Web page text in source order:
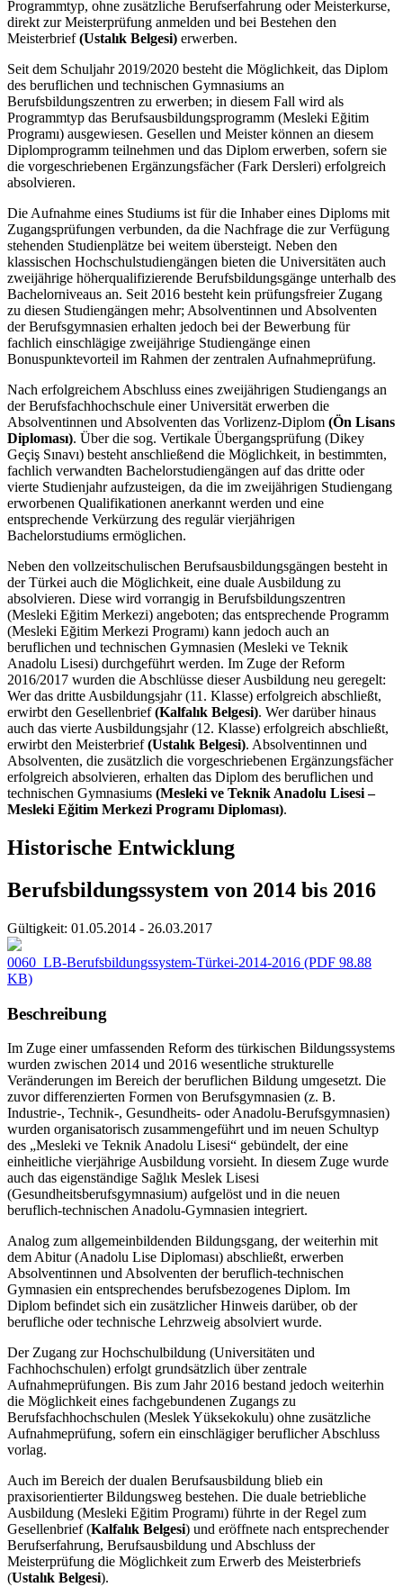
Programmtyp, ohne zusätzliche Berufserfahrung oder Meisterkurse,
direkt zur Meisterprüfung anmelden und bei Bestehen den
Meisterbrief(Ustalık Belgesi) erwerben.
Seit dem Schuljahr 2019/2020 besteht die Möglichkeit, das Diplom
des beruflichen und technischen Gymnasiums an
Berufsbildungszentren zu erwerben; in diesem Fall wird als
Programmtyp das Berufsausbildungsprogramm (Mesleki Eğitim
Programı) ausgewiesen. Gesellen und Meister können an diesem
Diplomprogramm teilnehmen und das Diplom erwerben, sofern sie
die vorgeschriebenen Ergänzungsfächer (Fark Dersleri) erfolgreich
absolvieren.
Die Aufnahme eines Studiums ist für die Inhaber eines Diploms mit
Zugangsprüfungen verbunden, da die Nachfrage die zur Verfügung
stehenden Studienplätze bei weitem übersteigt. Neben den
klassischen Hochschulstudiengängen bieten die Universitäten auch
zweijährige höherqualifizierende Berufsbildungsgänge unterhalb des
Bachelorniveaus an. Seit 2016 besteht kein prüfungsfreier Zugang
zu diesen Studiengängen mehr; Absolventinnen und Absolventen
der Berufsgymnasien erhalten jedoch bei der Bewerbung für
fachlich einschlägige zweijährige Studiengänge einen
Bonuspunktevorteil im Rahmen der zentralen Aufnahmeprüfung.
Nach erfolgreichem Abschluss eines zweijährigen Studiengangs an
der Berufsfachhochschule einer Universität erwerben die
Absolventinnen und Absolventen das Vorlizenz-Diplom (Ön Lisans
Diploması). Über die sog. Vertikale Übergangsprüfung (Dikey
Geçiş Sınavı) besteht anschließend die Möglichkeit, in bestimmten,
fachlich verwandten Bachelorstudiengängen auf das dritte oder
vierte Studienjahr aufzusteigen, da die im zweijährigen Studiengang
erworbenen Qualifikationen anerkannt werden und eine
entsprechende Verkürzung des regulär vierjährigen
Bachelorstudiums ermöglichen.
Neben den vollzeitschulischen Berufsausbildungsgängen besteht in
der Türkei auch die Möglichkeit, eine duale Ausbildung zu
absolvieren. Diese wird vorrangig in Berufsbildungszentren
(Mesleki Eğitim Merkezi) angeboten; das entsprechende Programm
(Mesleki Eğitim Merkezi Programı) kann jedoch auch an
beruflichen und technischen Gymnasien (Mesleki ve Teknik
Anadolu Lisesi) durchgeführt werden. Im Zuge der Reform
2016/2017 wurden die Abschlüsse dieser Ausbildung neu geregelt:
Wer das dritte Ausbildungsjahr (11. Klasse) erfolgreich abschließt,
erwirbt den Gesellenbrief(Kalfalık Belgesi). Wer darüber hinaus
auch das vierte Ausbildungsjahr (12. Klasse) erfolgreich abschließt,
erwirbt den Meisterbrief(Ustalık Belgesi). Absolventinnen und
Absolventen, die zusätzlich die vorgeschriebenen Ergänzungsfächer
erfolgreich absolvieren, erhalten das Diplom des beruflichen und
technischen Gymnasiums (Mesleki ve Teknik Anadolu Lisesi –
Mesleki Eğitim Merkezi Programı Diploması).
Historische Entwicklung
Berufsbildungssystem von 2014 bis 2016
Gültigkeit: 01.05.2014 - 26.03.2017
0060_LB-Berufsbildungssystem-Türkei-2014-2016 (PDF 98.88
KB)
Beschreibung
Im Zuge einer umfassenden Reform des türkischen Bildungssystems
wurden zwischen 2014 und 2016 wesentliche strukturelle
Veränderungen im Bereich der beruflichen Bildung umgesetzt. Die
zuvor differenzierten Formen von Berufsgymnasien (z. B.
Industrie-, Technik-, Gesundheits- oder Anadolu-Berufsgymnasien)
wurden organisatorisch zusammengeführt und im neuen Schultyp
des „Mesleki ve Teknik Anadolu Lisesi“ gebündelt, der eine
einheitliche vierjährige Ausbildung vorsieht. In diesem Zuge wurde
auch das eigenständige Sağlık Meslek Lisesi
(Gesundheitsberufsgymnasium) aufgelöst und in die neuen
beruflich-technischen Anadolu-Gymnasien integriert.
Analog zum allgemeinbildenden Bildungsgang, der weiterhin mit
dem Abitur (Anadolu Lise Diploması) abschließt, erwerben
Absolventinnen und Absolventen der beruflich-technischen
Gymnasien ein entsprechendes berufsbezogenes Diplom. Im
Diplom befindet sich ein zusätzlicher Hinweis darüber, ob der
berufliche oder technische Lehrzweig absolviert wurde.
Der Zugang zur Hochschulbildung (Universitäten und
Fachhochschulen) erfolgt grundsätzlich über zentrale
Aufnahmeprüfungen. Bis zum Jahr 2016 bestand jedoch weiterhin
die Möglichkeit eines fachgebundenen Zugangs zu
Berufsfachhochschulen (Meslek Yüksekokulu) ohne zusätzliche
Aufnahmeprüfung, sofern ein einschlägiger beruflicher Abschluss
vorlag.
Auch im Bereich der dualen Berufsausbildung blieb ein
praxisorientierter Bildungsweg bestehen. Die duale betriebliche
Ausbildung (Mesleki Eğitim Programı) führte in der Regel zum
Gesellenbrief (Kalfalık Belgesi) und eröffnete nach entsprechender
Berufserfahrung, Berufsausbildung und Abschluss der
Meisterprüfung die Möglichkeit zum Erwerb des Meisterbriefs
(Ustalık Belgesi).